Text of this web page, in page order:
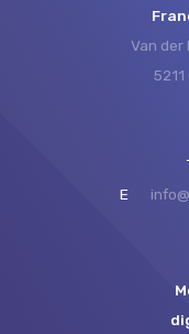
Van der
E